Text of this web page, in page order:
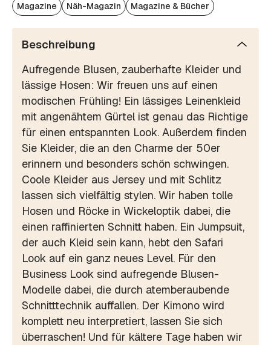
Magazine Näh-Magazin Magazine & Bücher
Beschreibung
Aufregende Blusen, zauberhafte Kleider und
lässige Hosen: Wir freuen uns auf einen
modischen Frühling! Ein lässiges Leinenkleid
mit angenähtem Gürtel ist genau das Richtige
für einen entspannten Look. Außerdem finden
Sie Kleider, die an den Charme der 50er
erinnern und besonders schön schwingen.
Coole Kleider aus Jersey und mit Schlitz
lassen sich vielfältig stylen. Wir haben tolle
Hosen und Röcke in Wickeloptik dabei, die
einen raffinierten Schnitt haben. Ein Jumpsuit,
der auch Kleid sein kann, hebt den Safari
Look auf ein ganz neues Level. Für den
Business Look sind aufregende Blusen-
Modelle dabei, die durch atemberaubende
Schnitttechnik auffallen. Der Kimono wird
komplett neu interpretiert, lassen Sie sich
überraschen! Und für kältere Tage haben wir